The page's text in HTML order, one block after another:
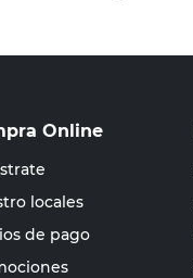
Online
locales
de pago